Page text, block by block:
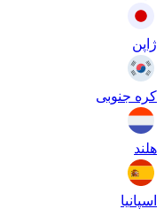
ژاپن
کره جنوبی
هلند
اسپانیا